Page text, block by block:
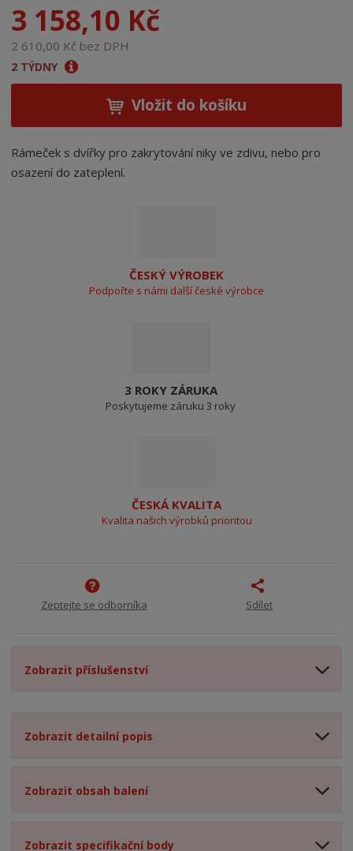
3 158,10 Kč
2 610,00 Kč bez DPH
2 TÝDNY
Vložit do košíku
Rámeček s dvířky pro zakrytování niky ve zdivu, nebo pro
osazení do zateplení.
ČESKÝ VÝROBEK
Podpořte s námi další české výrobce
3 ROKY ZÁRUKA
Poskytujeme záruku 3 roky
ČESKÁ KVALITA
Kvalita našich výrobků prioritou
Zeptejte se odborníka Sdílet
Zobrazit příslušenství
Zobrazit detailní popis
Zobrazit obsah balení
Zobrazit specifikační body